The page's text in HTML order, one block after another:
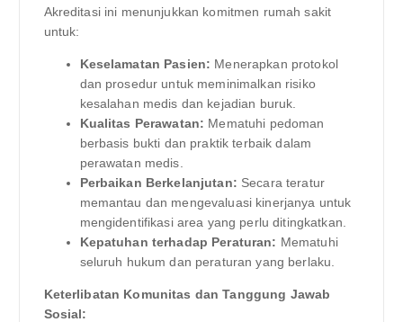
Akreditasi ini menunjukkan komitmen rumah sakit
untuk:
Keselamatan Pasien: Menerapkan protokol
dan prosedur untuk meminimalkan risiko
kesalahan medis dan kejadian buruk.
Kualitas Perawatan: Mematuhi pedoman
berbasis bukti dan praktik terbaik dalam
perawatan medis.
Perbaikan Berkelanjutan: Secara teratur
memantau dan mengevaluasi kinerjanya untuk
mengidentifikasi area yang perlu ditingkatkan.
Kepatuhan terhadap Peraturan: Mematuhi
seluruh hukum dan peraturan yang berlaku.
Keterlibatan Komunitas dan Tanggung Jawab
Sosial: